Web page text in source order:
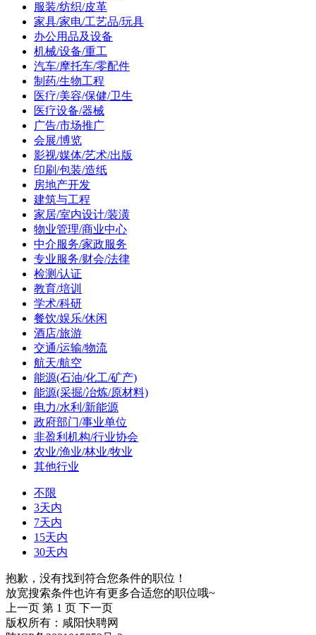
服装/纺织/皮革
家具/家电/工艺品/玩具
办公用品及设备
机械/设备/重工
汽车/摩托车/零配件
制药/生物工程
医疗/美容/保健/卫生
医疗设备/器械
广告/市场推广
会展/博览
影视/媒体/艺术/出版
印刷/包装/造纸
房地产开发
建筑与工程
家居/室内设计/装潢
物业管理/商业中心
中介服务/家政服务
专业服务/财会/法律
检测/认证
教育/培训
学术/科研
餐饮/娱乐/休闲
酒店/旅游
交通/运输/物流
航天/航空
能源(石油/化工/矿产)
能源(采掘/冶炼/原材料)
电力/水利/新能源
政府部门/事业单位
非盈利机构/行业协会
农业/渔业/林业/牧业
其他行业
不限
3天内
7天内
15天内
30天内
抱歉，没有找到符合您条件的职位！
放宽搜索条件也许有更多合适您的职位哦~
上一页 第 1 页 下一页
版权所有：咸阳快聘网